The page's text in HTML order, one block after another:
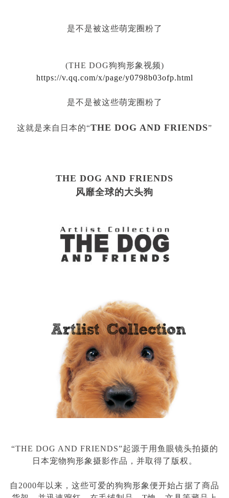
是不是被这些萌宠圈粉了
(THE DOG狗狗形象视频)
https://v.qq.com/x/page/y0798b03ofp.html
是不是被这些萌宠圈粉了
这就是来自日本的“THE DOG AND FRIENDS”
THE DOG AND FRIENDS
风靡全球的大头狗
“THE DOG AND FRIENDS”起源于用鱼眼镜头拍摄的
日本宠物狗形象摄影作品，并取得了版权。
自 2000年以来，这些可爱的狗狗形象便开始占据了商品